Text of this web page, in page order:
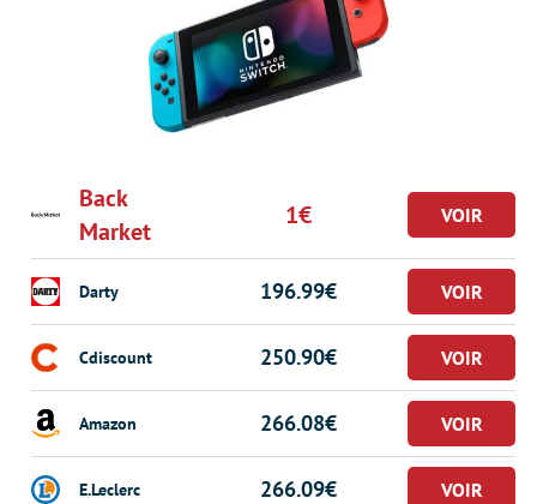
Back
Market
1€
Darty 196.99€
Cdiscount 250.90€
Amazon 266.08€
E.Leclerc 266.09€